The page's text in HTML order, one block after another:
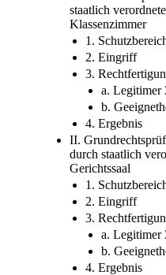
staatlich
Klassenzimmer
1.
2. Eingriff
3.
a. Legitimer
b.
4. Ergebnis
II.
durch staatlich
Gerichtssaal
1.
2. Eingriff
3.
a. Legitimer
b.
4. Ergebnis